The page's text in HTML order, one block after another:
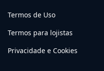
Termos de Uso
Termos para lojistas
Privacidade e Cookies